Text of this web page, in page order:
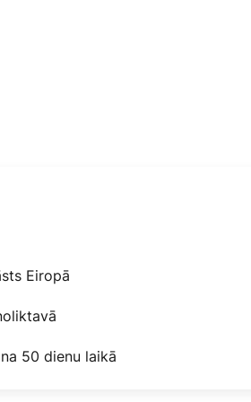
Eiropā
50 dienu laikā